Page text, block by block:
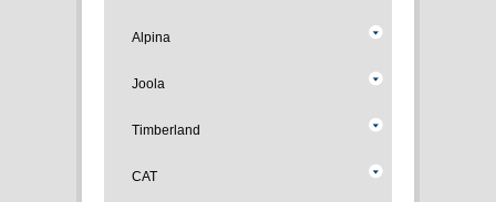
Alpina
Joola
Timberland
CAT